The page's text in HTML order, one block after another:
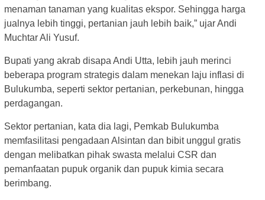
menaman tanaman yang kualitas ekspor. Sehingga harga
jualnya lebih tinggi, pertanian jauh lebih baik,” ujar Andi
Muchtar Ali Yusuf.
Bupati yang akrab disapa Andi Utta, lebih jauh merinci
beberapa program strategis dalam menekan laju inflasi di
Bulukumba, seperti sektor pertanian, perkebunan, hingga
perdagangan.
Sektor pertanian, kata dia lagi, Pemkab Bulukumba
memfasilitasi pengadaan Alsintan dan bibit unggul gratis
dengan melibatkan pihak swasta melalui CSR dan
pemanfaatan pupuk organik dan pupuk kimia secara
berimbang.